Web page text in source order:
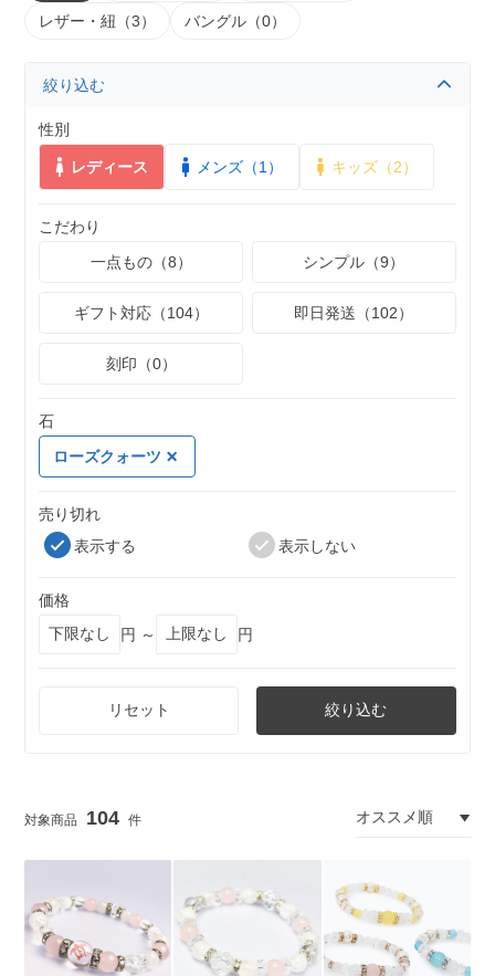
レザー・紐（3） バングル（0）
絞り込む
性別
レディース メンズ（1） キッズ（2）
こだわり
一点もの（8）
シンプル（9）
ギフト対応（104） 即日発送（102）
刻印（0）
石
ローズクォーツ
売り切れ
表示する
表示しない
価格
円 ～
円
リセット 絞り込む
104